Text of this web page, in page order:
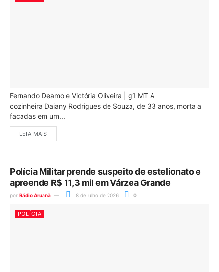
Fernando Deamo e Victória Oliveira | g1 MT A
cozinheira Daiany Rodrigues de Souza, de 33 anos, morta a
facadas em um...
LEIA MAIS
Polícia Militar prende suspeito de estelionato e
apreende R$ 11,3 mil em Várzea Grande
por Rádio Aruanã 8 de julho de 2026 0
POLÍCIA